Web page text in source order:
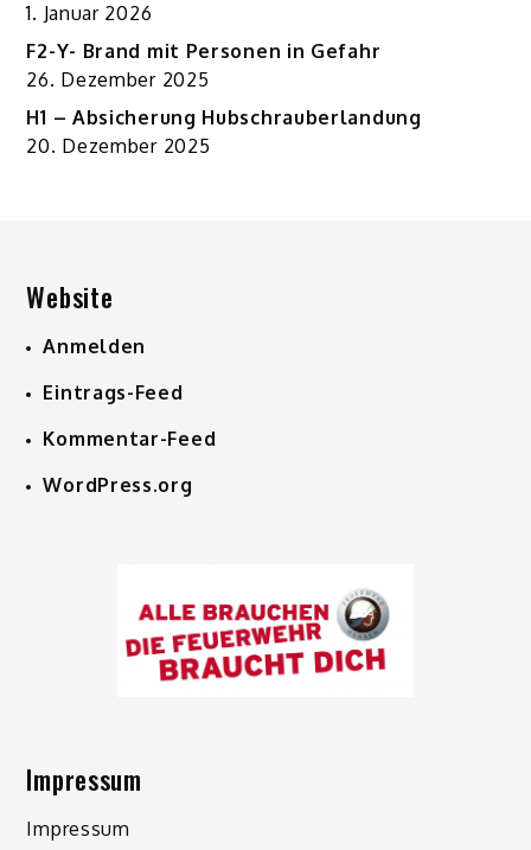
1. Januar 2026
F2-Y- Brand mit Personen in Gefahr
26. Dezember 2025
H1 – Absicherung Hubschrauberlandung
20. Dezember 2025
Website
Anmelden
Eintrags-Feed
Kommentar-Feed
WordPress.org
Impressum
Impressum